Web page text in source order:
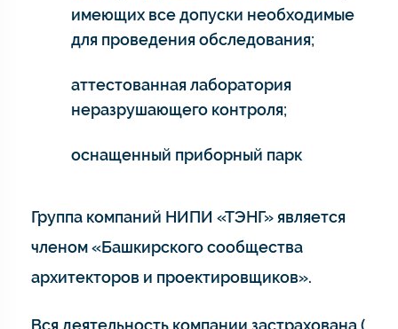
имеющих все допуски необходимые
для проведения обследования;
аттестованная лаборатория
неразрушающего контроля;
оснащенный приборный парк
Группа компаний НИПИ «ТЭНГ» является
членом «Башкирского сообщества
архитекторов и проектировщиков».
Вся деятельность компании застрахована (